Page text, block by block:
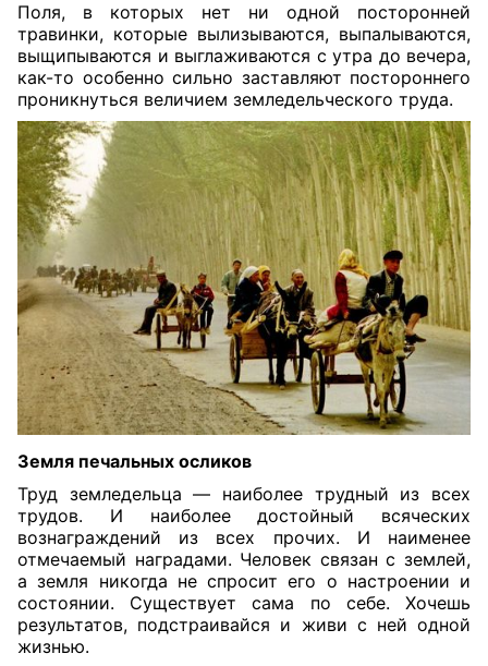
Поля, в которых нет ни одной посторонней
травинки, которые вылизываются, выпалываются,
выщипываются и выглаживаются с утра до вечера,
как-то особенно сильно заставляют постороннего
проникнуться величием земледельческого труда.
Земля печальных осликов
Труд земледельца — наиболее трудный из всех
трудов. И наиболее достойный всяческих
вознаграждений из всех прочих. И наименее
отмечаемый наградами. Человек связан с землей,
а земля никогда не спросит его о настроении и
состоянии. Существует сама по себе. Хочешь
результатов, подстраивайся и живи с ней одной
жизнью.